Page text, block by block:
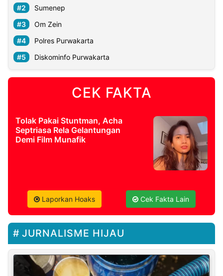
Sumenep
Om Zein
Polres Purwakarta
Diskominfo Purwakarta
CEK FAKTA
Tolak Pakai Stuntman, Acha
Septriasa Rela Gelantungan
Demi Film Munafik
Laporkan Hoaks Cek Fakta Lain
JURNALISME HIJAU